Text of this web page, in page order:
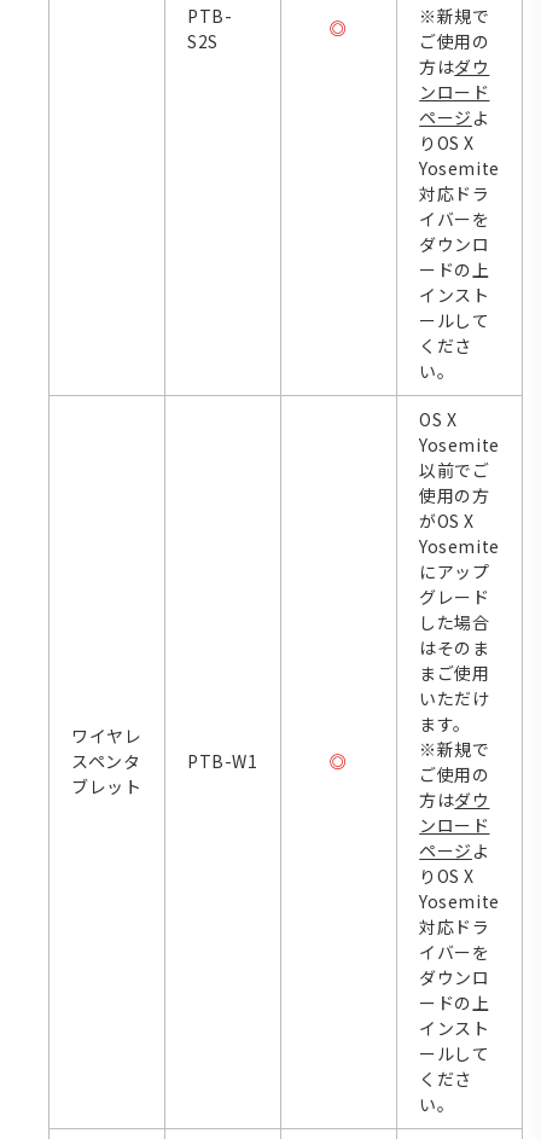
PTB-
S2S
◎
※新規で
ご使用の
方はダウ
ンロード
ページ よ
りOS X
Yosemite
対応ドラ
イバーを
ダウンロ
ードの上
インスト
ールして
くださ
い。
ワイヤレ
スペンタ
ブレット
PTB-W1 ◎
OS X
Yosemite
以前でご
使用の方
がOS X
Yosemite
にアップ
グレード
した場合
はそのま
まご使用
いただけ
ます。
※新規で
ご使用の
方はダウ
ンロード
ページ よ
りOS X
Yosemite
対応ドラ
イバーを
ダウンロ
ードの上
インスト
ールして
くださ
い。